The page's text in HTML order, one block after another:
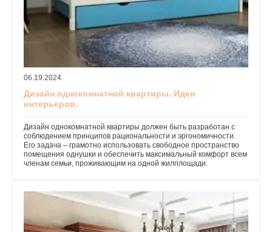
06.19.2024
Дизайн однокомнатной квартиры. Идеи
интерьеров.
Дизайн однокомнатной квартиры должен быть разработан с
соблюдением принципов рациональности и эргономичности.
Его задача – грамотно использовать свободное пространство
помещения однушки и обеспечить максимальный комфорт всем
членам семьи, проживающим на одной жилплощади.